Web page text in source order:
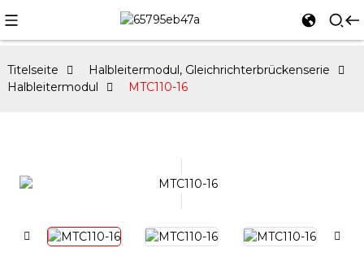
Titelseite
Halbleitermodul, Gleichrichterbrückenserie
Halbleitermodul
MTC110-16